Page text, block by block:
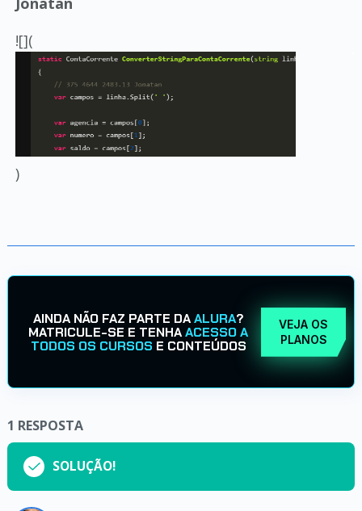
![](
)
AINDA NÃO FAZ PARTE DAALURA?
MATRICULE-SE E TENHAACESSO A
TODOS OS CURSOS E CONTEÚDOS
VEJA OS
PLANOS
1 RESPOSTA
SOLUÇÃO!